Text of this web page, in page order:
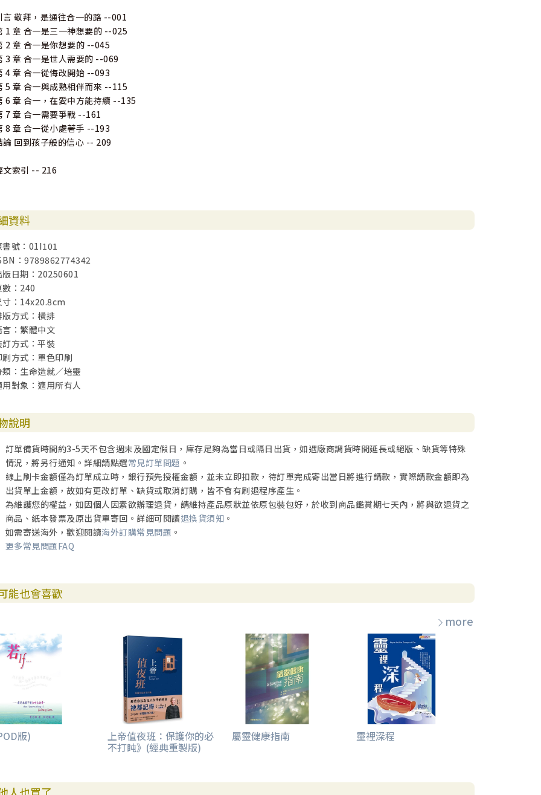
言 敬拜，是通往合一的路 --001
1 章 合一是三一神想要的 --025
2 章 合一是你想要的 --045
3 章 合一是世人需要的 --069
4 章 合一從悔改開始 --093
5 章 合一與成熟相伴而來 --115
6 章 合一，在愛中方能持續 --135
7 章 合一需要爭戰 --161
8 章 合一從小處著手 --193
論 回到孩子般的信心 -- 209
文索引 -- 216
資料
書號：01I101
：9789862774342
版日期：20250601
數：240
寸：14x20.8cm
版方式：橫排
言：繁體中文
訂方式：平裝
刷方式：單色印刷
類：生命造就／培靈
用對象：適用所有人
說明
訂單備貨時間約3-5天不包含週末及國定假日，庫存足夠為當日或隔日出貨，如遇廠商調貨時間延長或絕版、缺貨等特殊
情況，將另行通知。詳細請點選常見訂單問題 。
線上刷卡金額僅為訂單成立時，銀行預先授權金額，並未立即扣款，待訂單完成寄出當日將進行請款，實際請款金額即為
出貨單上金額，故如有更改訂單、缺貨或取消訂購，皆不會有刷退程序產生。
為維護您的權益，如因個人因素欲辦理退貨，請維持產品原狀並依原包裝包好，於收到商品鑑賞期七天內，將與欲退貨之
商品、紙本發票及原出貨單寄回。詳細可閱讀退換貨須知 。
如需寄送海外，歡迎閱讀海外訂購常見問題 。
更多常見問題FAQ
能也會喜歡
more
版) 上帝值夜班：保護你的必
不打盹》(經典重製版)
屬靈健康指南 靈裡深程